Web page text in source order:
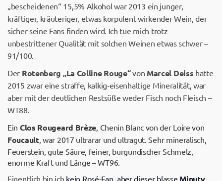
„bescheidenen“ 15,5% Alkohol war 2013 ein junger,
kräftiger, kräuteriger, etwas korpulent wirkender Wein, der
sicher seine Fans finden wird. Ich tue mich trotz
unbestrittener Qualität mit solchen Weinen etwas schwer –
91/100.
Der Rotenberg „La Colline Rouge“von Marcel Deiss hatte
2015 zwar eine straffe, kalkig-eisenhaltige Mineralität, war
aber mit der deutlichen Restsüße weder Fisch noch Fleisch –
WT88.
Ein Clos Rougeard Brèze, Chenin Blanc von der Loire von
Foucault, war 2017 ultrarar und ultragut. Sehr mineralisch,
Feuerstein, gute Säure, feiner, burgundischer Schmelz,
enorme Kraft und Länge – WT96.
Eigentlich bin ich kein Rosé-Fan, aber dieser blasse